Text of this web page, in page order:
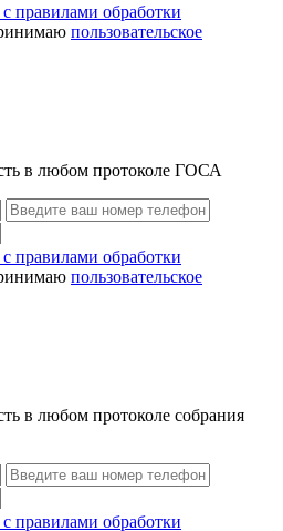
с правилами обработки
пользовательское
в любом протоколе ГОСА
с правилами обработки
пользовательское
в любом протоколе собрания
с правилами обработки